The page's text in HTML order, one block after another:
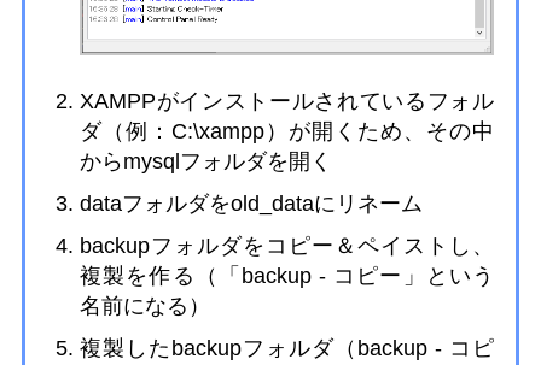
XAMPPがインストールされているフォル
ダ（例：C:\xampp）が開くため、その中
からmysqlフォルダを開く
dataフォルダをold_dataにリネーム
backupフォルダをコピー＆ペイストし、
複製を作る（「backup - コピー」という
名前になる）
複製したbackupフォルダ（backup - コピ